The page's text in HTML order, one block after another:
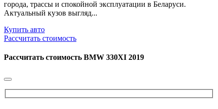
города, трассы и спокойной эксплуатации в Беларуси.
Актуальный кузов выгляд...
Купить авто
Рассчитать стоимость
Рассчитать стоимость BMW 330XI 2019